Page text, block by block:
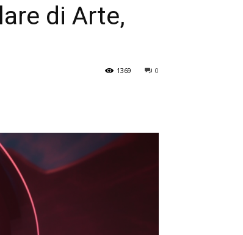
di Arte,
0
1369